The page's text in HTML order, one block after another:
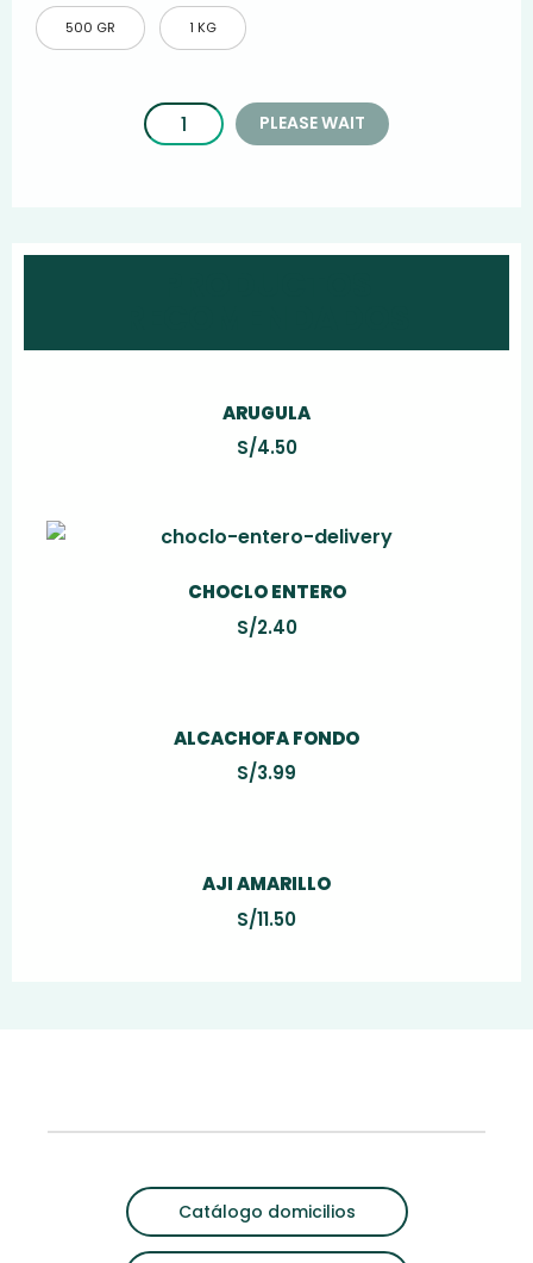
500 GR 1 KG
PLEASE WAIT
ARUGULA
S/4.50
CHOCLO ENTERO
S/2.40
ALCACHOFA FONDO
S/3.99
AJI AMARILLO
S/11.50
Catálogo domicilios